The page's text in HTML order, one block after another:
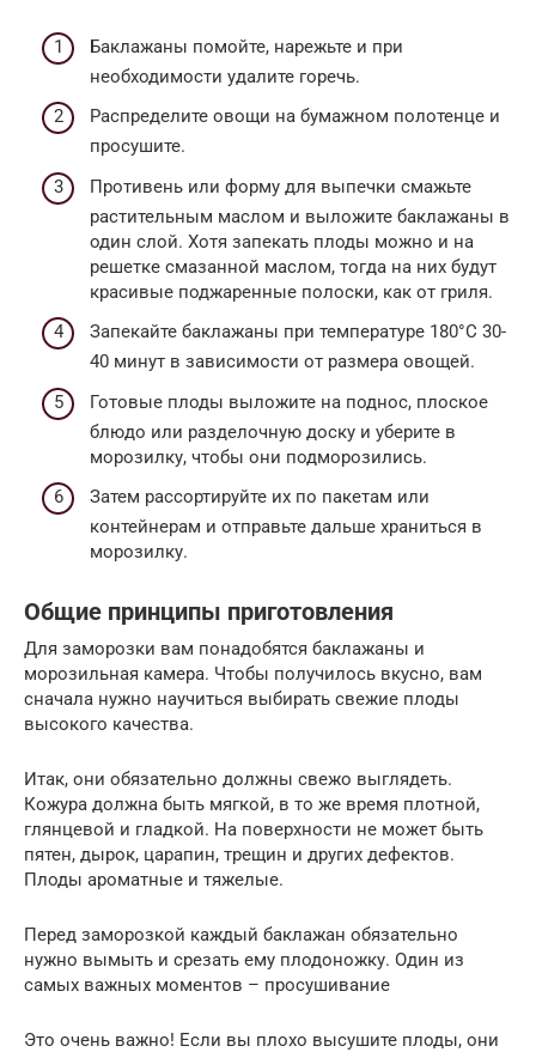
Баклажаны помойте, нарежьте и при
необходимости удалите горечь.
Распределите овощи на бумажном полотенце и
просушите.
Противень или форму для выпечки смажьте
растительным маслом и выложите баклажаны в
один слой. Хотя запекать плоды можно и на
решетке смазанной маслом, тогда на них будут
красивые поджаренные полоски, как от гриля.
Запекайте баклажаны при температуре 180°C 30-
40 минут в зависимости от размера овощей.
Готовые плоды выложите на поднос, плоское
блюдо или разделочную доску и уберите в
морозилку, чтобы они подморозились.
Затем рассортируйте их по пакетам или
контейнерам и отправьте дальше храниться в
морозилку.
Общие принципы приготовления
Для заморозки вам понадобятся баклажаны и
морозильная камера. Чтобы получилось вкусно, вам
сначала нужно научиться выбирать свежие плоды
высокого качества.
Итак, они обязательно должны свежо выглядеть.
Кожура должна быть мягкой, в то же время плотной,
глянцевой и гладкой. На поверхности не может быть
пятен, дырок, царапин, трещин и других дефектов.
Плоды ароматные и тяжелые.
Перед заморозкой каждый баклажан обязательно
нужно вымыть и срезать ему плодоножку. Один из
самых важных моментов – просушивание
Это очень важно! Если вы плохо высушите плоды, они